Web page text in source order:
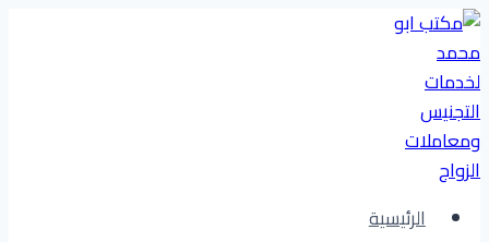
التجاوز
إلى
المحتوى
الرئيسية